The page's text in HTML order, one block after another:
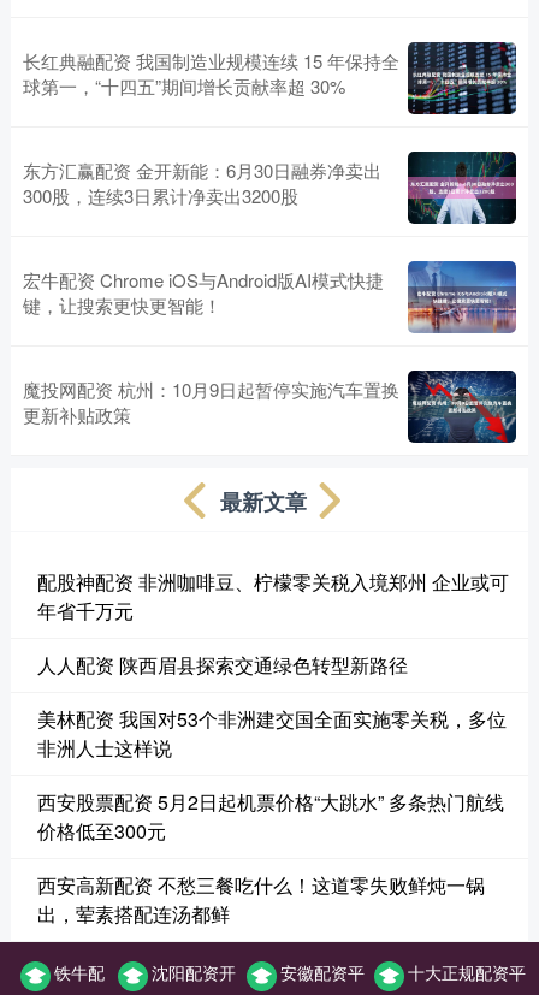
长红典融配资 我国制造业规模连续 15 年保持全
球第一，“十四五”期间增长贡献率超 30%
东方汇赢配资 金开新能：6月30日融券净卖出
300股，连续3日累计净卖出3200股
宏牛配资 Chrome iOS与Android版AI模式快捷
键，让搜索更快更智能！
魔投网配资 杭州：10月9日起暂停实施汽车置换
更新补贴政策
最新文章
配股神配资 非洲咖啡豆、柠檬零关税入境郑州 企业或可
年省千万元
人人配资 陕西眉县探索交通绿色转型新路径
美林配资 我国对53个非洲建交国全面实施零关税，多位
非洲人士这样说
西安股票配资 5月2日起机票价格“大跳水” 多条热门航线
价格低至300元
西安高新配资 不愁三餐吃什么！这道零失败鲜炖一锅
出，荤素搭配连汤都鲜
铁牛配
沈阳配资开
安徽配资平
十大正规配资平